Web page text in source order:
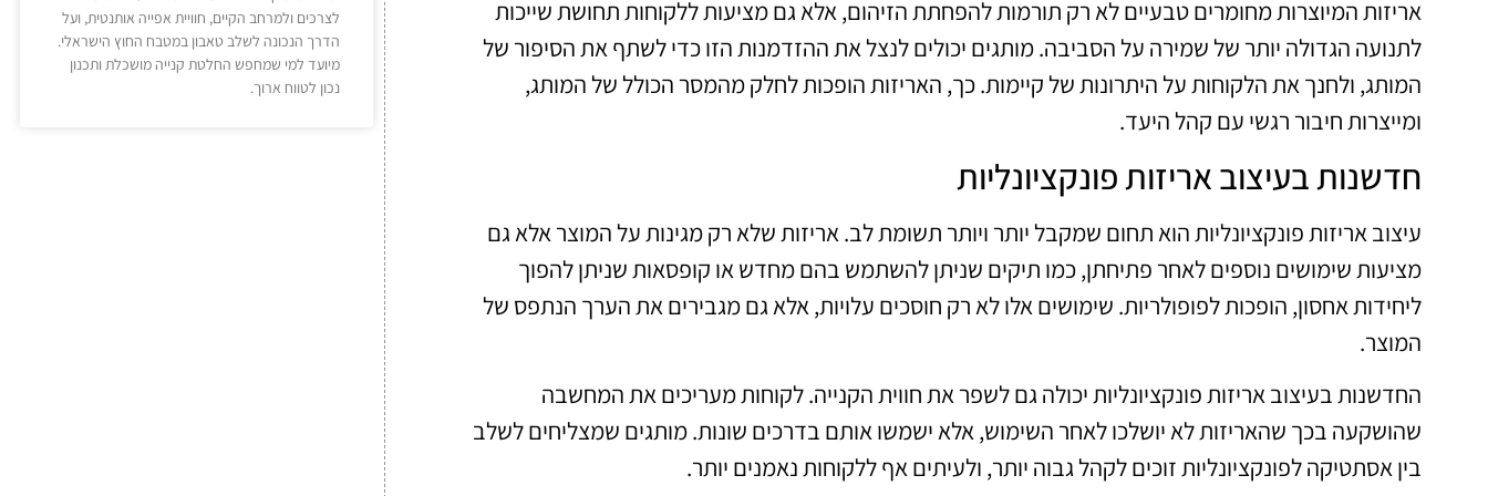
אריזות המיוצרות מחומרים טבעיים לא רק תורמות להפחתת הזיהום, אלא גם מציעות ללקוחות תחושת שייכות
לתנועה הגדולה יותר של שמירה על הסביבה. מותגים יכולים לנצל את ההזדמנות הזו כדי לשתף את הסיפור של
המותג, ולחנך את הלקוחות על היתרונות של קיימות. כך, האריזות הופכות לחלק מהמסר הכולל של המותג,
ומייצרות חיבור רגשי עם קהל היעד.
חדשנות בעיצוב אריזות פונקציונליות
עיצוב אריזות פונקציונליות הוא תחום שמקבל יותר ויותר תשומת לב. אריזות שלא רק מגינות על המוצר אלא גם
מציעות שימושים נוספים לאחר פתיחתן, כמו תיקים שניתן להשתמש בהם מחדש או קופסאות שניתן להפוך
ליחידות אחסון, הופכות לפופולריות. שימושים אלו לא רק חוסכים עלויות, אלא גם מגבירים את הערך הנתפס של
המוצר.
החדשנות בעיצוב אריזות פונקציונליות יכולה גם לשפר את חווית הקנייה. לקוחות מעריכים את המחשבה
שהושקעה בכך שהאריזות לא יושלכו לאחר השימוש, אלא ישמשו אותם בדרכים שונות. מותגים שמצליחים לשלב
בין אסתטיקה לפונקציונליות זוכים לקהל גבוה יותר, ולעיתים אף ללקוחות נאמנים יותר.
לצרכים ולמרחב הקיים, חוויית אפייה אותנטית, ועל
הדרך הנכונה לשלב טאבון במטבח החוץ הישראלי.
מיועד למי שמחפש החלטת קנייה מושכלת ותכנון
נכון לטווח ארוך.